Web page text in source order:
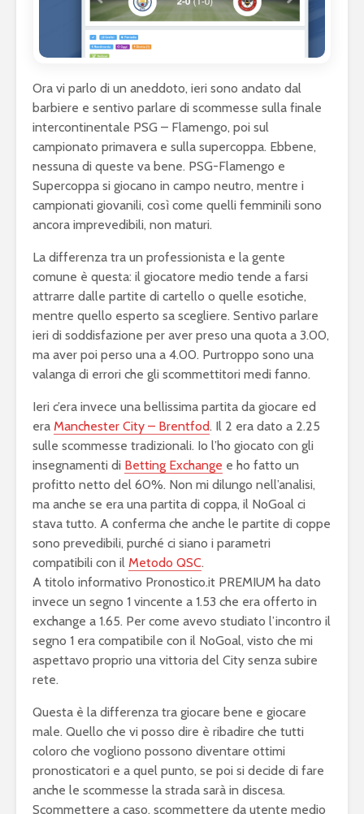
Ora vi parlo di un aneddoto, ieri sono andato dal
barbiere e sentivo parlare di scommesse sulla finale
intercontinentale PSG – Flamengo, poi sul
campionato primavera e sulla supercoppa. Ebbene,
nessuna di queste va bene. PSG-Flamengo e
Supercoppa si giocano in campo neutro, mentre i
campionati giovanili, così come quelli femminili sono
ancora imprevedibili, non maturi.
La differenza tra un professionista e la gente
comune è questa: il giocatore medio tende a farsi
attrarre dalle partite di cartello o quelle esotiche,
mentre quello esperto sa scegliere. Sentivo parlare
ieri di soddisfazione per aver preso una quota a 3.00,
ma aver poi perso una a 4.00. Purtroppo sono una
valanga di errori che gli scommettitori medi fanno.
Ieri c’era invece una bellissima partita da giocare ed
era Manchester City – Brentfod. Il 2 era dato a 2.25
sulle scommesse tradizionali. Io l’ho giocato con gli
insegnamenti di Betting Exchange e ho fatto un
profitto netto del 60%. Non mi dilungo nell’analisi,
ma anche se era una partita di coppa, il NoGoal ci
stava tutto. A conferma che anche le partite di coppe
sono prevedibili, purché ci siano i parametri
compatibili con il Metodo QSC.
A titolo informativo Pronostico.it PREMIUM ha dato
invece un segno 1 vincente a 1.53 che era offerto in
exchange a 1.65. Per come avevo studiato l’incontro il
segno 1 era compatibile con il NoGoal, visto che mi
aspettavo proprio una vittoria del City senza subire
rete.
Questa è la differenza tra giocare bene e giocare
male. Quello che vi posso dire è ribadire che tutti
coloro che vogliono possono diventare ottimi
pronosticatori e a quel punto, se poi si decide di fare
anche le scommesse la strada sarà in discesa.
Scommettere a caso, scommettere da utente medio